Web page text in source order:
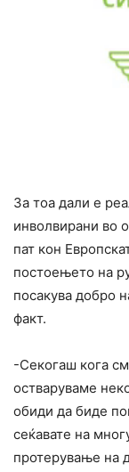
За тоа дали е
инволвирани во
пат кон
постоењето на
посакува добро
факт.
-Секогаш кога
остваруваме
обиди да биде
сеќавате на
протерување на